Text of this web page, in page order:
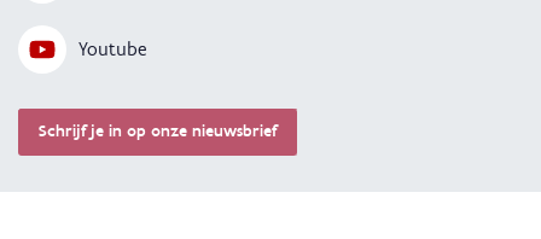
Youtube
Schrijf je in op onze nieuwsbrief